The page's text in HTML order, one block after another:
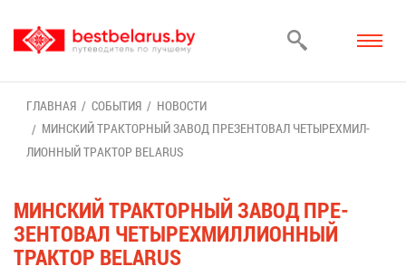
ГЛАВ­НАЯ СО­БЫ­ТИЯ
НО­ВО­СТИ
МИН­СКИЙ ТРАК­ТОР­НЫЙ ЗА­ВОД ПРЕ­ЗЕН­ТО­ВАЛ ЧЕ­ТЫ­РЕХ­МИЛ­
ЛИ­ОН­НЫЙ ТРАК­ТОР BELARUS
МИН­СКИЙ ТРАК­ТОР­НЫЙ ЗА­ВОД ПРЕ­
ЗЕН­ТО­ВАЛ ЧЕ­ТЫ­РЕХ­МИЛ­ЛИ­ОН­НЫЙ
ТРАК­ТОР BELARUS